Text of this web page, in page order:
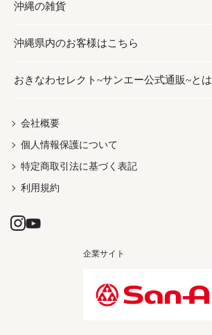
乾物／粉類
しょうゆ
みそ
だし／スパイス／島唐辛子
伝統菓子
スナック
おつまみ
紅芋
ビール・チューハイ
ワイン・ウィスキー・カクテル
ドリンク
茶葉
スキンケア
ボディケア
ヘアケア
UVケア
かりゆしウェア
メンズ
レディース
沖縄の雑貨
雑貨
沖縄ファッション
伝統工芸品
沖縄県内のお客様はこちら
おきなわセレクト~サンエー公式通販~とは
会社概要
個人情報保護について
特定商取引法に基づく表記
利用規約
企業サイト